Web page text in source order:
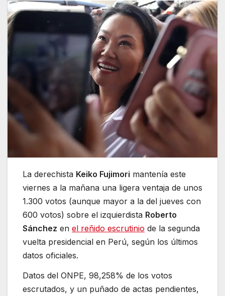
La derechista Keiko Fujimori mantenía este
viernes a la mañana una ligera ventaja de unos
1.300 votos (aunque mayor a la del jueves con
600 votos) sobre el izquierdista Roberto
Sánchez en el reñido escrutinio de la segunda
vuelta presidencial en Perú, según los últimos
datos oficiales.
Datos del ONPE, 98,258% de los votos
escrutados, y un puñado de actas pendientes,